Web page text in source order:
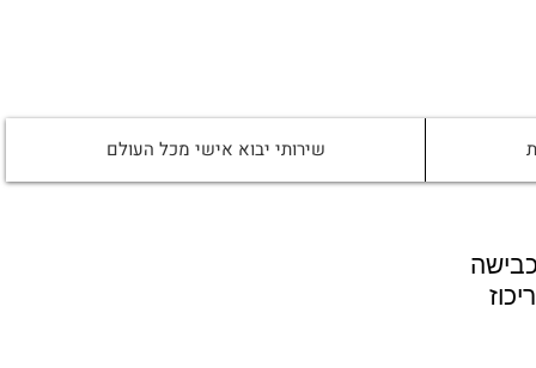
שירותי יבוא אישי מכל העולם